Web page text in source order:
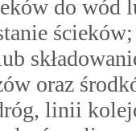
do wód
ścieków;
oraz
linii